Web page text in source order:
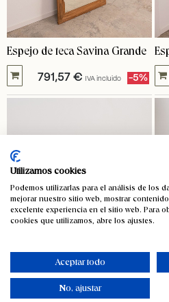
Espejo de teca Savina Grande
791,57 € IVA incluido -5%
Garrafa de vidrio de boca
Utilizamos cookies
Podemos utilizarlas para el análisis de los
mejorar nuestro sitio web, mostrar
excelente experiencia en el sitio web. Para
cookies que utilizamos, abre los ajustes.
Aceptar todo
No, ajustar